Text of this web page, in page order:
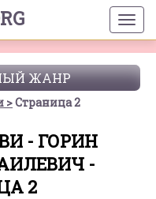
ЖАНР
Страница 2
- ГОРИН
-
2